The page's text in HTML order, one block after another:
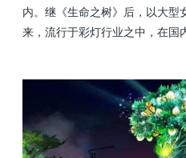
内。继《生命之树》后，以大型
来，流行于彩灯行业之中，在国